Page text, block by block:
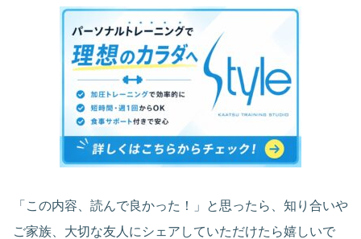
「この内容、読んで良かった！」と思ったら、知り合いや
ご家族、大切な友人にシェアしていただけたら嬉しいで